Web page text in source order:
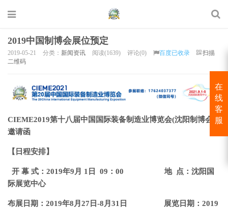
2019中国制博会展位预定
2019-05-21 分类： 新闻资讯 阅读(1639) 评论(0) 百度已收录
扫描
二维码
CIEME2019第十八届中国国际装备制造业博览会(沈阳制博会）
邀请函
【 日程安排】
开 幕 式：2019年9月 1日 09：00
地 点：沈阳国
际展览中心
布展日期：2019年8月27日-8月31日 展览日期：2019
在
线
客
服